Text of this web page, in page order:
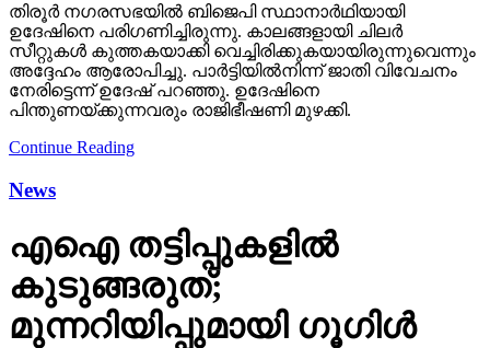
തിരൂര്‍ നഗരസഭയില്‍ ബിജെപി സ്ഥാനാര്‍ഥിയായി
ഉദേഷിനെ പരിഗണിച്ചിരുന്നു. കാലങ്ങളായി ചിലര്‍
സീറ്റുകള്‍ കുത്തകയാക്കി വെച്ചിരിക്കുകയായിരുന്നുവെന്നും
അദ്ദേഹം ആരോപിച്ചു. പാര്‍ട്ടിയില്‍നിന്ന് ജാതി വിവേചനം
നേരിട്ടെന്ന് ഉദേഷ് പറഞ്ഞു. ഉദേഷിനെ
പിന്തുണയ്ക്കുന്നവരും രാജിഭീഷണി മുഴക്കി.
Continue Reading
News
എഐ തട്ടിപ്പുകളില്‍
കുടുങ്ങരുത്;
മുന്നറിയിപ്പുമായി ഗൂഗിള്‍